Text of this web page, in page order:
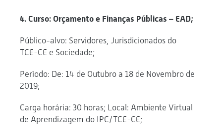
4. Curso: Orçamento e Finanças Públicas – EAD;
Público-alvo: Servidores, Jurisdicionados do
TCE-CE e Sociedade;
Período: De: 14 de Outubro a 18 de Novembro de
2019;
Carga horária: 30 horas; Local: Ambiente Virtual
de Aprendizagem do IPC/TCE-CE;